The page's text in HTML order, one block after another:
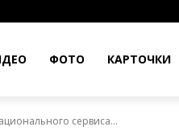
ФОТО КАРТОЧКИ
сервиса...